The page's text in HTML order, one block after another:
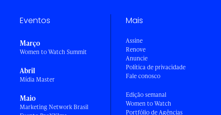
Eventos
Março
Women to Watch Summit
Abril
Mídia Master
Maio
Marketing Network Brasil
Mais
Assine
Renove
Anuncie
Política de privacidade
Fale conosco
Edição semanal
Women to Watch
Portfólio de Agências